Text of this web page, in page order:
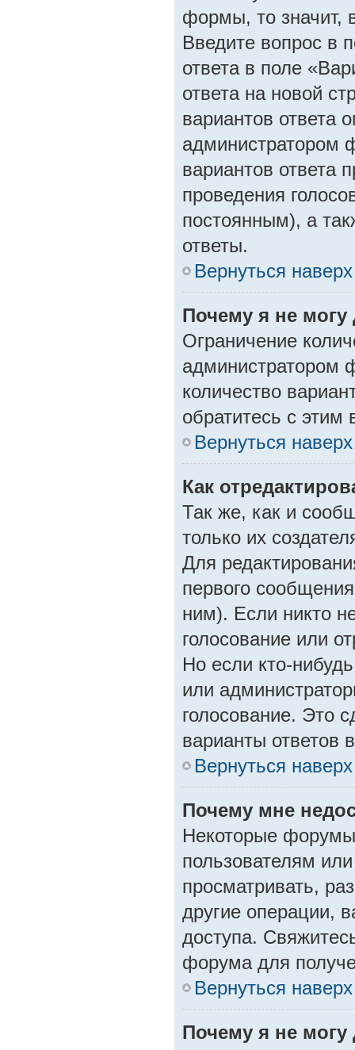
формы, то значит,
Введите вопрос в
ответа в поле
ответа на новой
вариантов ответа
администратором
вариантов ответа
проведения
постоянным), а
ответы.
Вернуться наверх
Почему я не могу
Ограничение
администратором
количество
обратитесь с этим
Вернуться наверх
Как
Так же, как и
только их
Для
первого
ним). Если никто
голосование или
Но если кто-
или
голосование. Это
варианты ответов
Вернуться наверх
Почему мне
Некоторые
пользователям
просматривать,
другие операции,
доступа.
форума для
Вернуться наверх
Почему я не